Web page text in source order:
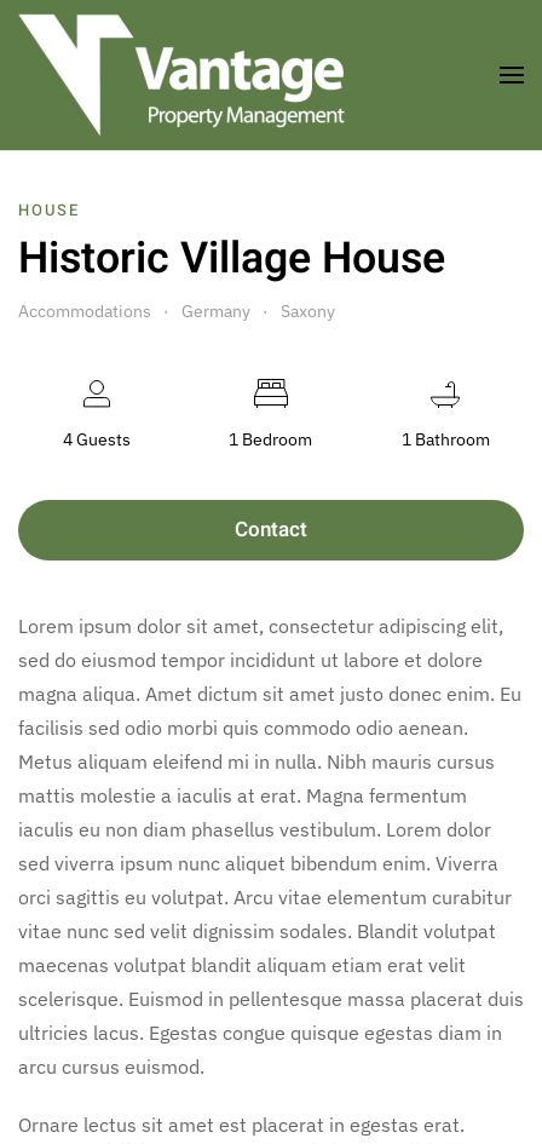
Skip to main content
HOUSE
Historic Village House
Accommodations Germany Saxony
4 Guests 1 Bedroom 1 Bathroom
Contact
Lorem ipsum dolor sit amet, consectetur adipiscing elit,
sed do eiusmod tempor incididunt ut labore et dolore
magna aliqua. Amet dictum sit amet justo donec enim. Eu
facilisis sed odio morbi quis commodo odio aenean.
Metus aliquam eleifend mi in nulla. Nibh mauris cursus
mattis molestie a iaculis at erat. Magna fermentum
iaculis eu non diam phasellus vestibulum. Lorem dolor
sed viverra ipsum nunc aliquet bibendum enim. Viverra
orci sagittis eu volutpat. Arcu vitae elementum curabitur
vitae nunc sed velit dignissim sodales. Blandit volutpat
maecenas volutpat blandit aliquam etiam erat velit
scelerisque. Euismod in pellentesque massa placerat duis
ultricies lacus. Egestas congue quisque egestas diam in
arcu cursus euismod.
Ornare lectus sit amet est placerat in egestas erat.